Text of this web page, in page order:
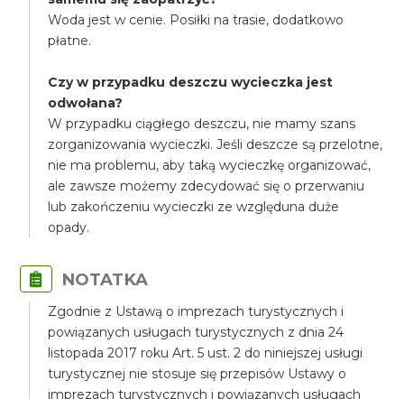
Woda jest w cenie. Posiłki na trasie, dodatkowo
płatne.
Czy w przypadku deszczu wycieczka jest
odwołana?
W przypadku ciągłego deszczu, nie mamy szans
zorganizowania wycieczki. Jeśli deszcze są przelotne,
nie ma problemu, aby taką wycieczkę organizować,
ale zawsze możemy zdecydować się o przerwaniu
lub zakończeniu wycieczki ze względuna duże
opady.
NOTATKA
Zgodnie z Ustawą o imprezach turystycznych i
powiązanych usługach turystycznych z dnia 24
listopada 2017 roku Art. 5 ust. 2 do niniejszej usługi
turystycznej nie stosuje się przepisów Ustawy o
imprezach turystycznych i powiązanych usługach